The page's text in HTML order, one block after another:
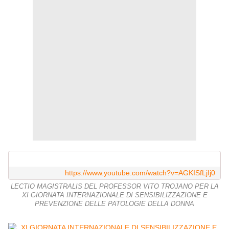
https://www.youtube.com/watch?v=AGKISfLjIj0
LECTIO MAGISTRALIS DEL PROFESSOR VITO TROJANO PER LA
XI GIORNATA INTERNAZIONALE DI SENSIBILIZZAZIONE E
PREVENZIONE DELLE PATOLOGIE DELLA DONNA